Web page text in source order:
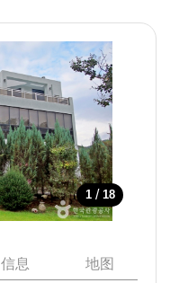
1 / 18
信息 地图